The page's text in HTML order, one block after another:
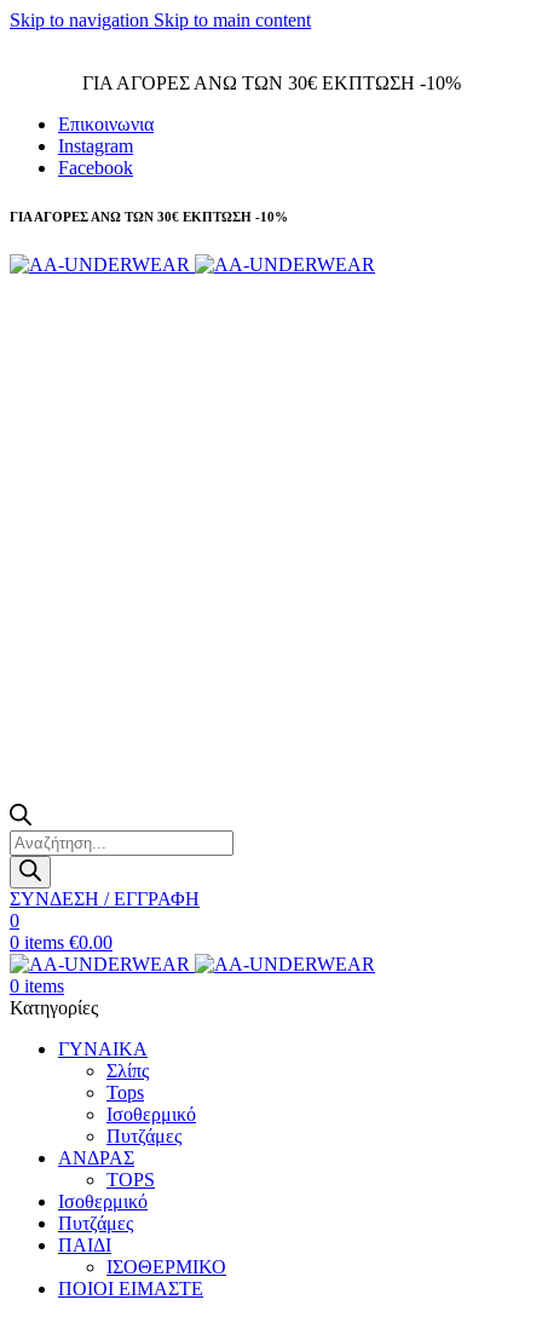
Skip to navigation Skip to main content
ΓΙΑ ΑΓΟΡΕΣ ΑΝΩ ΤΩΝ 30€ ΕΚΠΤΩΣΗ -10%
Επικοινωνια
Instagram
Facebook
ΓΙΑ ΑΓΟΡΕΣ ΑΝΩ ΤΩΝ 30€ ΕΚΠΤΩΣΗ -10%
Products
search
ΣΥΝΔΕΣΗ / ΕΓΓΡΑΦΗ
0
0 items €0.00
0 items
Κατηγορίες
ΓΥΝΑΙΚΑ
Σλίπς
Tops
Ισοθερμικό
Πυτζάμες
ΑΝΔΡΑΣ
TOPS
Ισοθερμικό
Πυτζάμες
ΠΑΙΔΙ
ΙΣΟΘΕΡΜΙΚΟ
ΠΟΙΟΙ ΕΙΜΑΣΤΕ